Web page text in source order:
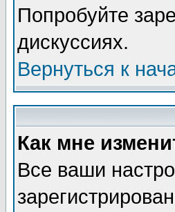
Попробуйте
дискуссиях.
Вернуться к
Как мне
Все ваши